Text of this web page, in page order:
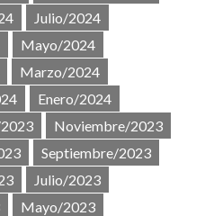
Julio/2024
Mayo/2024
Marzo/2024
Enero/2024
Noviembre/2023
Septiembre/2023
Julio/2023
Mayo/2023